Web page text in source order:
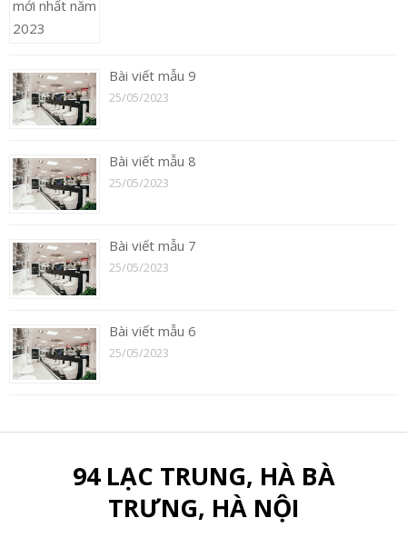
Bài viết mẫu 9
25/05/2023
Bài viết mẫu 8
25/05/2023
Bài viết mẫu 7
25/05/2023
Bài viết mẫu 6
25/05/2023
94 LẠC TRUNG, HÀ BÀ
TRƯNG, HÀ NỘI